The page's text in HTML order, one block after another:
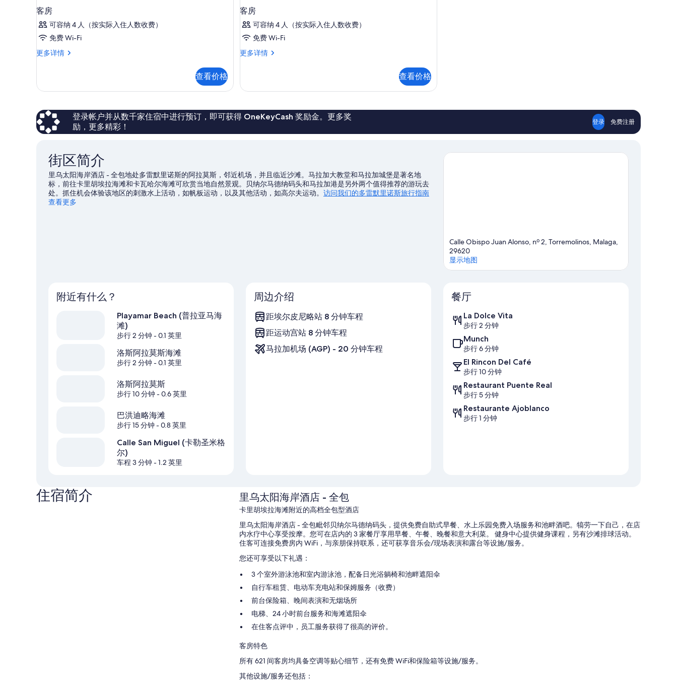
客房
可容纳 4 人（按实际入住人数收费）
免费 Wi-Fi
更多详情
客
信
查看价格
客房
可容纳 4 人（按实际入住人数收费）
免费 Wi-Fi
更多详情
客
信
查看价格
登录帐户并从数千家住宿中进行预订，即可获得 OneKeyCash 奖励金。更多奖
励，更多精彩！
登录 免费注册
街区简介
里乌太阳海岸酒店 - 全包地处多雷默里诺斯的阿拉莫斯，邻近机场，并且临近沙滩。马拉加大教堂和马拉加城堡是著名地
标，前往卡里胡埃拉海滩和卡瓦哈尔海滩可欣赏当地自然景观。贝纳尔马德纳码头和马拉加港是另外两个值得推荐的游玩去
处。抓住机会体验该地区的刺激水上活动，如帆板运动，以及其他活动，如高尔夫运动。 访问我们的多雷默里诺斯旅行指南
查看更多
Calle Obispo Juan Alonso, nº 2, Torremolinos, Malaga,
29620
显示地图
附近有什么？
Playamar Beach (普拉亚马海
滩)
步行 2 分钟- 0.1 英里
洛斯阿拉莫斯海滩
步行 2 分钟- 0.1 英里
洛斯阿拉莫斯
步行 10 分钟- 0.6 英里
巴洪迪略海滩
步行 15 分钟- 0.8 英里
Calle San Miguel (卡勒圣米格
尔)
车程 3 分钟- 1.2 英里
周边介绍
距埃尔皮尼略站 8 分钟车程
距运动宫站 8 分钟车程
马拉加机场 (AGP) - 20 分钟车程
餐厅
La Dolce Vita
步行 2 分钟
Munch
步行 6 分钟
El Rincon Del Café
步行 10 分钟
Restaurant Puente Real
步行 5 分钟
Restaurante Ajoblanco
步行 1 分钟
住宿简介 里乌太阳海岸酒店 - 全包
卡里胡埃拉海滩附近的高档全包型酒店
里乌太阳海岸酒店 - 全包毗邻贝纳尔马德纳码头，提供免费自助式早餐、水上乐园免费入场服务和池畔酒吧。犒劳一下自己，在店
内水疗中心享受按摩。您可在店内的 3 家餐厅享用早餐、午餐、晚餐和意大利菜。 健身中心提供健身课程，另有沙滩排球活动。
住客可连接免费房内 WiFi，与亲朋保持联系，还可获享音乐会/现场表演和露台等设施/服务。
您还可享受以下礼遇：
3 个室外游泳池和室内游泳池，配备日光浴躺椅和池畔遮阳伞
自行车租赁、电动车充电站和保姆服务（收费）
前台保险箱、晚间表演和无烟场所
电梯、24 小时前台服务和海滩遮阳伞
在住客点评中，员工服务获得了很高的评价。
客房特色
所有 621 间客房均具备空调等贴心细节，还有免费 WiFi和保险箱等设施/服务。
其他设施/服务还包括：